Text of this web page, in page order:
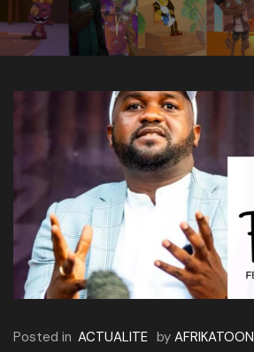
Posted in ACTUALITE by AFRIKATOON